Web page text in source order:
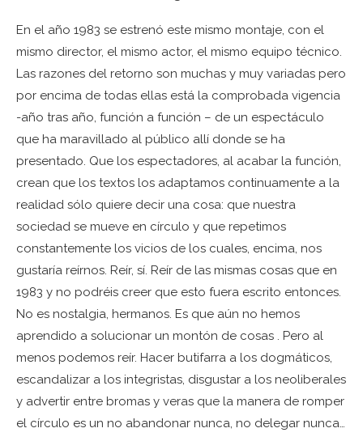
En el año 1983 se estrenó este mismo montaje, con el
mismo director, el mismo actor, el mismo equipo técnico.
Las razones del retorno son muchas y muy variadas pero
por encima de todas ellas está la comprobada vigencia
-año tras año, función a función – de un espectáculo
que ha maravillado al público allí donde se ha
presentado. Que los espectadores, al acabar la función,
crean que los textos los adaptamos continuamente a la
realidad sólo quiere decir una cosa: que nuestra
sociedad se mueve en círculo y que repetimos
constantemente los vicios de los cuales, encima, nos
gustaría reírnos. Reír, sí. Reír de las mismas cosas que en
1983 y no podréis creer que esto fuera escrito entonces.
No es nostalgia, hermanos. Es que aún no hemos
aprendido a solucionar un montón de cosas . Pero al
menos podemos reír. Hacer butifarra a los dogmáticos,
escandalizar a los integristas, disgustar a los neoliberales
y advertir entre bromas y veras que la manera de romper
el círculo es un no abandonar nunca, no delegar nunca…